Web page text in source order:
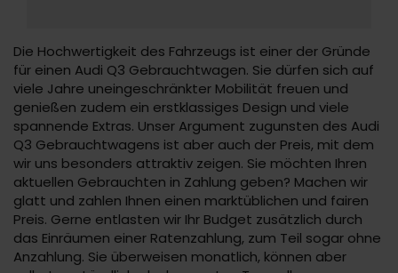
Die Hochwertigkeit des Fahrzeugs ist einer der Gründe
für einen Audi Q3 Gebrauchtwagen. Sie dürfen sich auf
viele Jahre uneingeschränkter Mobilität freuen und
genießen zudem ein erstklassiges Design und viele
spannende Extras. Unser Argument zugunsten des Audi
Q3 Gebrauchtwagens ist aber auch der Preis, mit dem
wir uns besonders attraktiv zeigen. Sie möchten Ihren
aktuellen Gebrauchten in Zahlung geben? Machen wir
glatt und zahlen Ihnen einen marktüblichen und fairen
Preis. Gerne entlasten wir Ihr Budget zusätzlich durch
das Einräumen einer Ratenzahlung, zum Teil sogar ohne
Anzahlung. Sie überweisen monatlich, können aber